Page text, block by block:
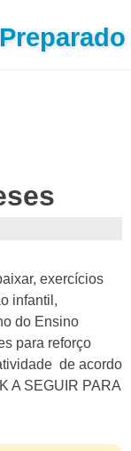
exercícios
infantil,
do Ensino
para reforço
de acordo
A SEGUIR PARA